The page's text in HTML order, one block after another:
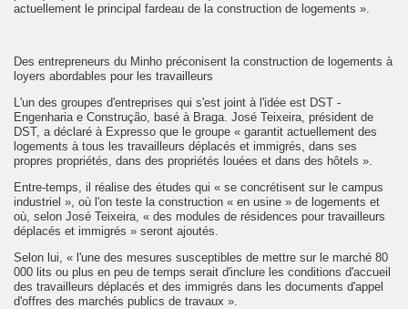
actuellement le principal fardeau de la construction de logements ».
Des entrepreneurs du Minho préconisent la construction de logements à
loyers abordables pour les travailleurs
L'un des groupes d'entreprises qui s'est joint à l'idée est DST -
Engenharia e Construção, basé à Braga. José Teixeira, président de
DST, a déclaré à Expresso que le groupe « garantit actuellement des
logements à tous les travailleurs déplacés et immigrés, dans ses
propres propriétés, dans des propriétés louées et dans des hôtels ».
Entre-temps, il réalise des études qui « se concrétisent sur le campus
industriel », où l'on teste la construction « en usine » de logements et
où, selon José Teixeira, « des modules de résidences pour travailleurs
déplacés et immigrés » seront ajoutés.
Selon lui, « l'une des mesures susceptibles de mettre sur le marché 80
000 lits ou plus en peu de temps serait d'inclure les conditions d'accueil
des travailleurs déplacés et des immigrés dans les documents d'appel
d'offres des marchés publics de travaux ».